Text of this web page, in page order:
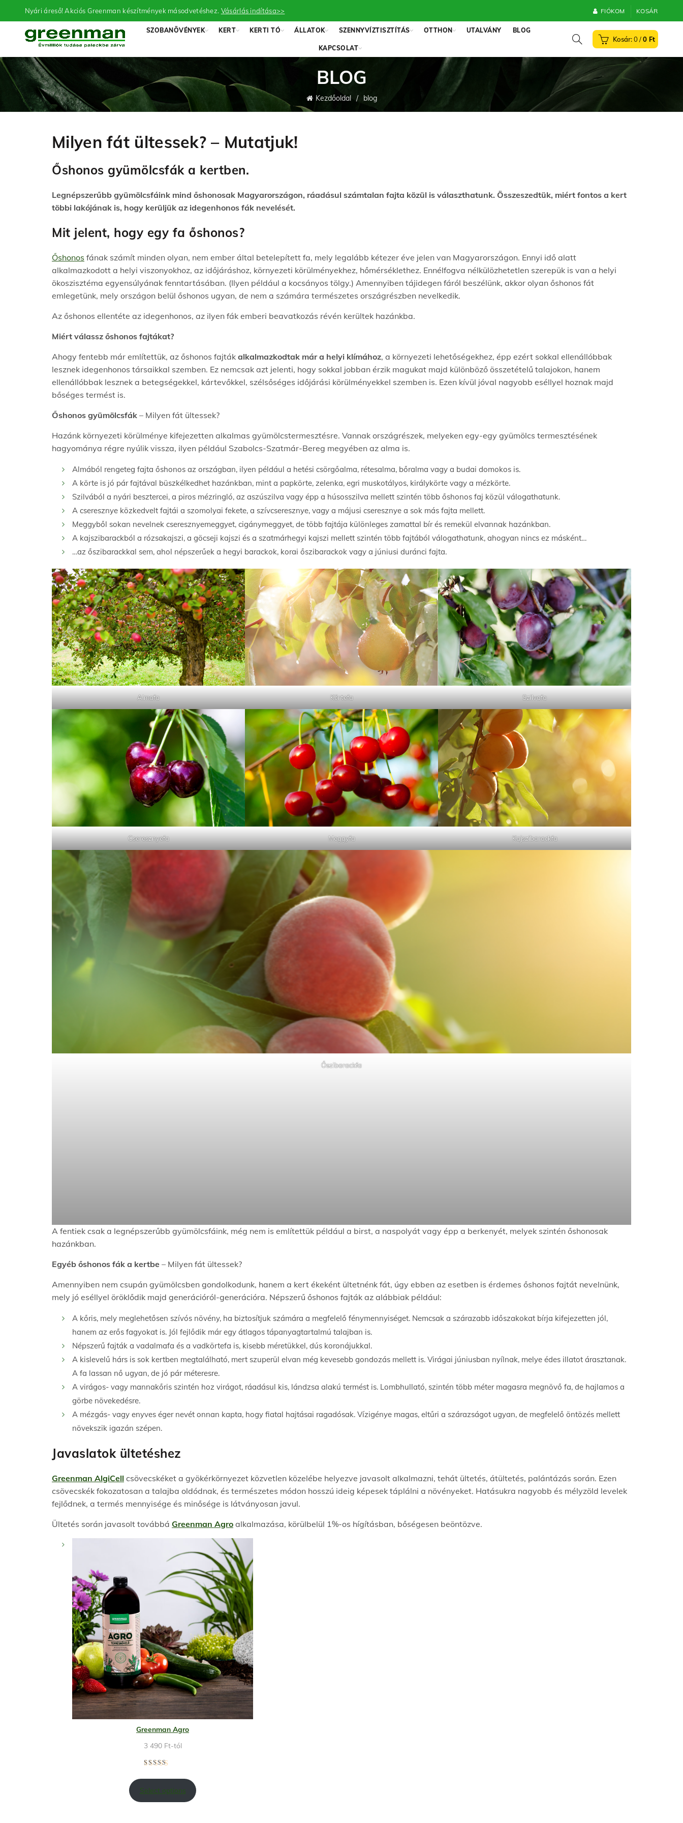
Nyári áreső! Akciós Greenman készítmények másodvetéshez. Vásárlás indítása>> FIÓKOM KOSÁR
SZOBANÖVÉNYEK KERT KERTI TÓ ÁLLATOK SZENNYVÍZTISZTÍTÁS OTTHON UTALVÁNY BLOG
KAPCSOLAT
0 / 0 Ft
BLOG
Kezdőoldal blog
Milyen fát ültessek? – Mutatjuk!
Őshonos gyümölcsfák a kertben.
Legnépszerűbb gyümölcsfáink mind őshonosak Magyarországon, ráadásul számtalan fajta közül is választhatunk. Összeszedtük, miért fontos a kert
többi lakójának is, hogy kerüljük az idegenhonos fák nevelését.
Mit jelent, hogy egy fa őshonos?
Őshonos fának számít minden olyan, nem ember által betelepített fa, mely legalább kétezer éve jelen van Magyarországon. Ennyi idő alatt
alkalmazkodott a helyi viszonyokhoz, az időjáráshoz, környezeti körülményekhez, hőmérséklethez. Ennélfogva nélkülözhetetlen szerepük is van a helyi
ökoszisztéma egyensúlyának fenntartásában. (Ilyen például a kocsányos tölgy.) Amennyiben tájidegen fáról beszélünk, akkor olyan őshonos fát
emlegetünk, mely országon belül őshonos ugyan, de nem a számára természetes országrészben nevelkedik.
Az őshonos ellentéte az idegenhonos, az ilyen fák emberi beavatkozás révén kerültek hazánkba.
Miért válassz őshonos fajtákat?
Ahogy fentebb már említettük, az őshonos fajták alkalmazkodtak már a helyi klímához, a környezeti lehetőségekhez, épp ezért sokkal ellenállóbbak
lesznek idegenhonos társaikkal szemben. Ez nemcsak azt jelenti, hogy sokkal jobban érzik magukat majd különböző összetételű talajokon, hanem
ellenállóbbak lesznek a betegségekkel, kártevőkkel, szélsőséges időjárási körülményekkel szemben is. Ezen kívül jóval nagyobb eséllyel hoznak majd
bőséges termést is.
Őshonos gyümölcsfák – Milyen fát ültessek?
Hazánk környezeti körülménye kifejezetten alkalmas gyümölcstermesztésre. Vannak országrészek, melyeken egy-egy gyümölcs termesztésének
hagyománya régre nyúlik vissza, ilyen például Szabolcs-Szatmár-Bereg megyében az alma is.
Almából rengeteg fajta őshonos az országban, ilyen például a hetési csörgőalma, rétesalma, bőralma vagy a budai domokos is.
A körte is jó pár fajtával büszkélkedhet hazánkban, mint a papkörte, zelenka, egri muskotályos, királykörte vagy a mézkörte.
Szilvából a nyári besztercei, a piros mézringló, az aszúszilva vagy épp a húsosszilva mellett szintén több őshonos faj közül válogathatunk.
A cseresznye közkedvelt fajtái a szomolyai fekete, a szívcseresznye, vagy a májusi cseresznye a sok más fajta mellett.
Meggyből sokan nevelnek cseresznyemeggyet, cigánymeggyet, de több fajtája különleges zamattal bír és remekül elvannak hazánkban.
A kajszibarackból a rózsakajszi, a göcseji kajszi és a szatmárhegyi kajszi mellett szintén több fajtából válogathatunk, ahogyan nincs ez másként…
…az őszibarackkal sem, ahol népszerűek a hegyi barackok, korai őszibarackok vagy a júniusi duránci fajta.
Almafa Körtefa Szilvafa
Cseresznyefa Meggyfa Kajszibarackfa
Őszibarackfa
A fentiek csak a legnépszerűbb gyümölcsfáink, még nem is említettük például a birst, a naspolyát vagy épp a berkenyét, melyek szintén őshonosak
hazánkban.
Egyéb őshonos fák a kertbe – Milyen fát ültessek?
Amennyiben nem csupán gyümölcsben gondolkodunk, hanem a kert ékeként ültetnénk fát, úgy ebben az esetben is érdemes őshonos fajtát nevelnünk,
mely jó eséllyel öröklődik majd generációról-generációra. Népszerű őshonos fajták az alábbiak például:
A kőris, mely meglehetősen szívós növény, ha biztosítjuk számára a megfelelő fénymennyiséget. Nemcsak a szárazabb időszakokat bírja kifejezetten jól,
hanem az erős fagyokat is. Jól fejlődik már egy átlagos tápanyagtartalmú talajban is.
Népszerű fajták a vadalmafa és a vadkörtefa is, kisebb méretükkel, dús koronájukkal.
A kislevelű hárs is sok kertben megtalálható, mert szuperül elvan még kevesebb gondozás mellett is. Virágai júniusban nyílnak, melye édes illatot árasztanak.
A fa lassan nő ugyan, de jó pár méteresre.
A virágos- vagy mannakőris szintén hoz virágot, ráadásul kis, lándzsa alakú termést is. Lombhullató, szintén több méter magasra megnövő fa, de hajlamos a
görbe növekedésre.
A mézgás- vagy enyves éger nevét onnan kapta, hogy fiatal hajtásai ragadósak. Vízigénye magas, eltűri a szárazságot ugyan, de megfelelő öntözés mellett
növekszik igazán szépen.
Javaslatok ültetéshez
Greenman AlgiCell csövecskéket a gyökérkörnyezet közvetlen közelébe helyezve javasolt alkalmazni, tehát ültetés, átültetés, palántázás során. Ezen
csövecskék fokozatosan a talajba oldódnak, és természetes módon hosszú ideig képesek táplálni a növényeket. Hatásukra nagyobb és mélyzöld levelek
fejlődnek, a termés mennyisége és minősége is látványosan javul.
Ültetés során javasolt továbbá Greenman Agro alkalmazása, körülbelül 1%-os hígításban, bőségesen beöntözve.
Greenman Agro
3 490 Ft-tól
Select options